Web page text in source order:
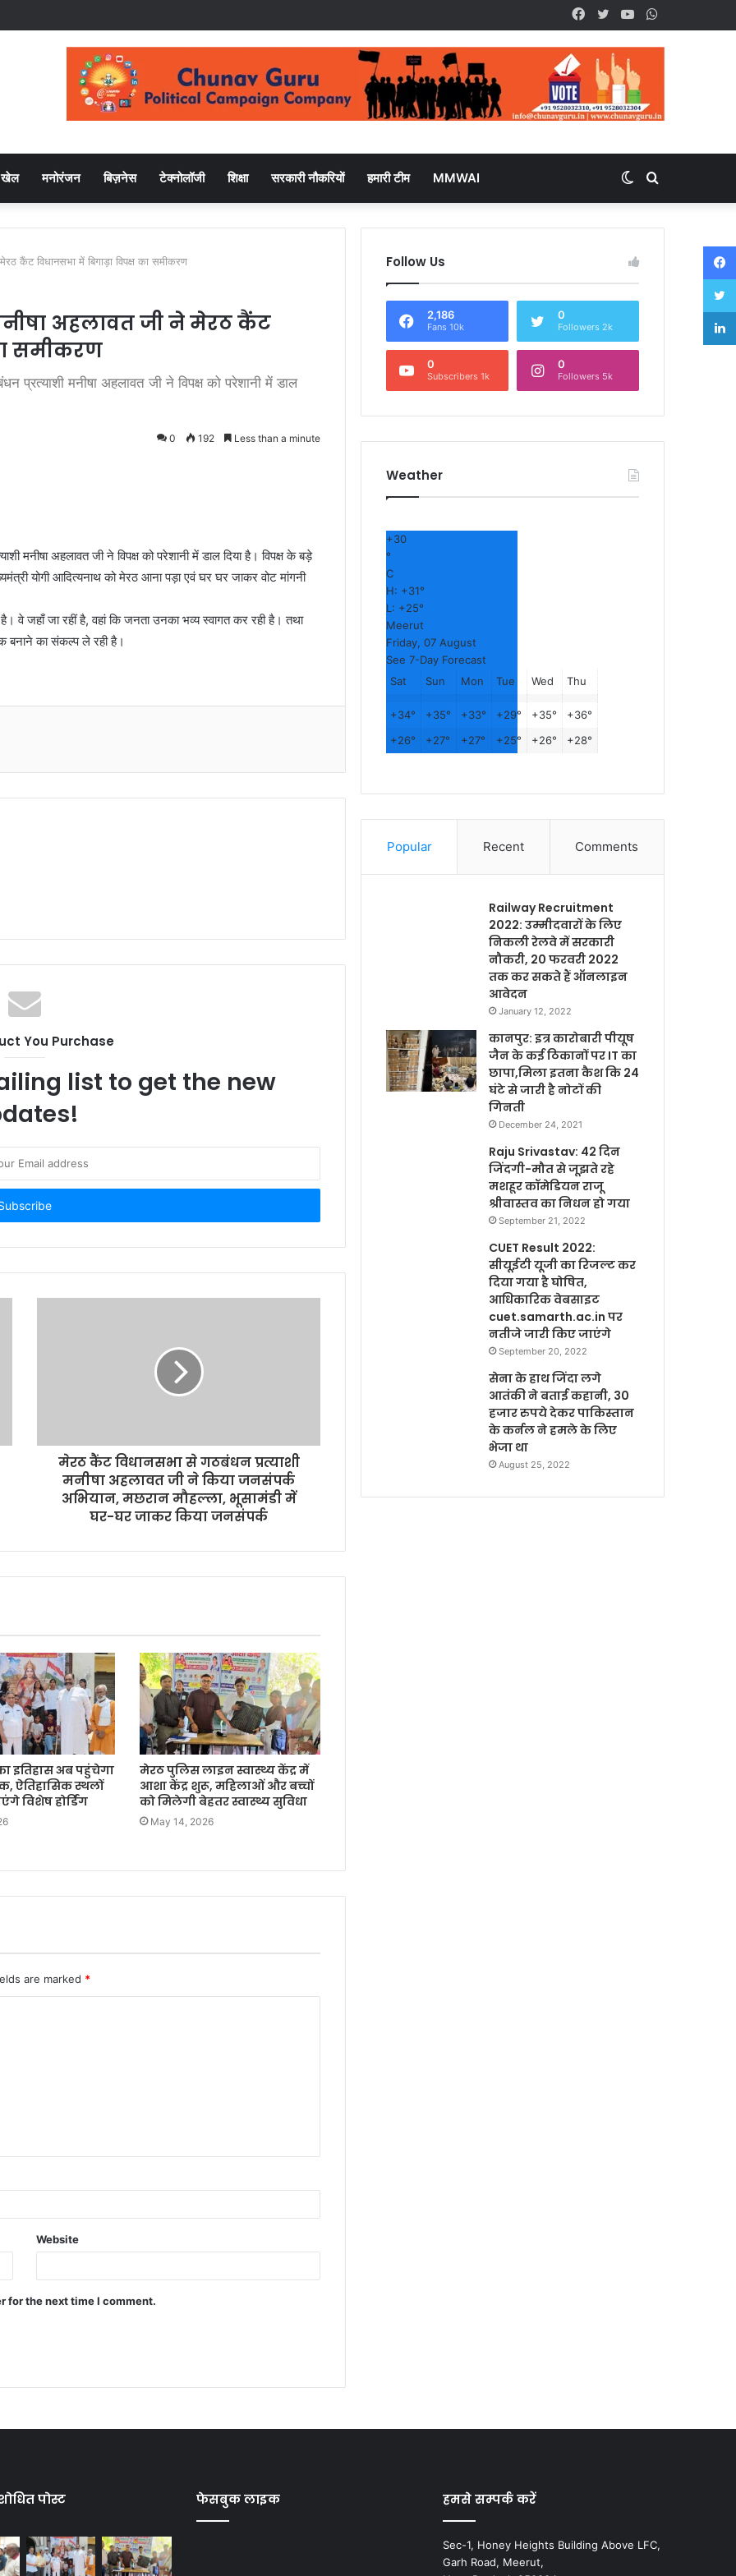
YouTube
Twitter
Facebook
खेल मनोरंजन बिज़नेस टेक्नोलॉजी शिक्षा सरकारी नौकरियों हमारी टीम MMWAI
for
Switch
skin
कैंट विधानसभा में बिगाड़ा विपक्ष का समीकरण
अहलावत जी ने मेरठ कैंट
समीकरण
प्रत्याशी मनीषा अहलावत जी ने विपक्ष को परेशानी में डाल
0 192 Less than a minute
मनीषा अहलावत जी ने विपक्ष को परेशानी में डाल दिया है। विपक्ष के बड़े
योगी आदित्यनाथ को मेरठ आना पड़ा एवं घर घर जाकर वोट मांगनी
वे जहाँ जा रहीं है, वहां कि जनता उनका भव्य स्वागत कर रही है। तथा
बनाने का संकल्प ले रही है।
You Purchase
list to get the new
मेरठ कैंट विधानसभा से गठबंधन प्रत्याशी
मनीषा अहलावत जी ने किया जनसंपर्क
अभियान, मछरान मौहल्ला, भूसामंडी में
घर-घर जाकर किया जनसंपर्क
इतिहास अब पहुंचेगा
ऐतिहासिक स्थलों
विशेष होर्डिंग
मेरठ पुलिस लाइन स्वास्थ्य केंद्र में
आशा केंद्र शुरू, महिलाओं और बच्चों
को मिलेगी बेहतर स्वास्थ्य सुविधा
May 14, 2026
are marked *
Website
for the next time I comment.
Follow Us
2,186
Fans 10k
0
Followers 2k
0
Subscribers 1k
0
Followers 5k
Weather
+30
°
C
H: +31°
L: +25°
Meerut
Friday, 07 August
See 7-Day Forecast
Sat
Sun Mon Tue Wed Thu
+34° +35° +33° +29° +35° +36°
+26° +27° +27° +25° +26° +28°
Popular Recent Comments
Railway Recruitment
2022: उम्मीदवारों के लिए
निकली रेलवे में सरकारी
नौकरी, 20 फरवरी 2022
तक कर सकते हैं ऑनलाइन
आवेदन
January 12, 2022
कानपुर: इत्र कारोबारी पीयूष
जैन के कई ठिकानों पर IT का
छापा,मिला इतना कैश कि 24
घंटे से जारी है नोटों की
गिनती
December 24, 2021
Raju Srivastav: 42 दिन
जिंदगी-मौत से जूझते रहे
मशहूर कॉमेडियन राजू
श्रीवास्तव का निधन हो गया
September 21, 2022
CUET Result 2022:
सीयूईटी यूजी का रिजल्ट कर
दिया गया है घोषित,
आधिकारिक वेबसाइट
cuet.samarth.ac.in पर
नतीजे जारी किए जाएंगे
September 20, 2022
सेना के हाथ जिंदा लगे
आतंकी ने बताई कहानी, 30
हजार रुपये देकर पाकिस्तान
के कर्नल ने हमले के लिए
भेजा था
August 25, 2022
पोस्ट फेसबुक लाइक हमसे सम्पर्क करें
Sec-1, Honey Heights Building Above LFC,
Garh Road, Meerut,